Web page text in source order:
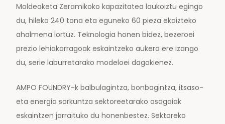
Moldeaketa Zeramikoko kapazitatea laukoiztu egingo
du, hileko 240 tona eta eguneko 60 pieza ekoizteko
ahalmena lortuz. Teknologia honen bidez, bezeroei
prezio lehiakorragoak eskaintzeko aukera ere izango
du, serie laburretarako modeloei dagokienez.
AMPO FOUNDRY-k balbulagintza, bonbagintza, itsaso-
eta energia sorkuntza sektoreetarako osagaiak
eskaintzen jarraituko du honenbestez. Sektoreko